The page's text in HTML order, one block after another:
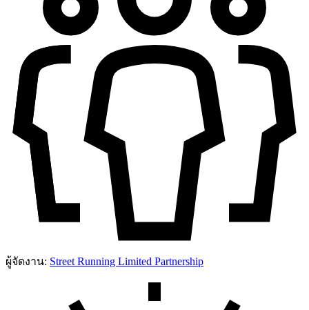
ผู้จัดงาน: Street Running Limited Partnership